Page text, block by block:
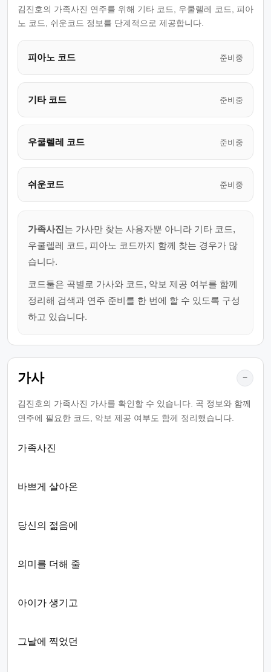
김진호의 가족사진 연주를 위해 기타 코드, 우쿨렐레 코드, 피아
노 코드, 쉬운코드 정보를 단계적으로 제공합니다.
피아노 코드 준비중
기타 코드 준비중
우쿨렐레 코드 준비중
쉬운코드 준비중
가족사진는 가사만 찾는 사용자뿐 아니라 기타 코드,
우쿨렐레 코드, 피아노 코드까지 함께 찾는 경우가 많
습니다.
코드툴은 곡별로 가사와 코드, 악보 제공 여부를 함께
정리해 검색과 연주 준비를 한 번에 할 수 있도록 구성
하고 있습니다.
가사 −
김진호의 가족사진 가사를 확인할 수 있습니다. 곡 정보와 함께
연주에 필요한 코드, 악보 제공 여부도 함께 정리했습니다.
가족사진
바쁘게 살아온
당신의 젊음에
의미를 더해 줄
아이가 생기고
그날에 찍었던